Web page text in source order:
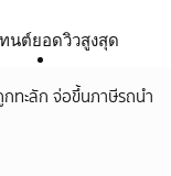
นต์ยอดวิวสูงสุด
ทะลัก จ่อขึ้นภาษีรถนำ